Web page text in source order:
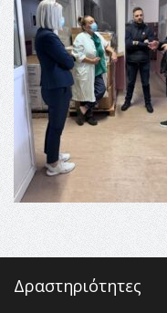
16:27 -Όλυμπος:
Κληρονομιάς της
Όλυμπος
αγαθό εξέχουσας
ανθρωπότητα
16:18 -ΕΝΟΡΙΑΚΕΣ
ΣΤΗΝ ΕΔΕΣΣΑ
Δραστηριότητες